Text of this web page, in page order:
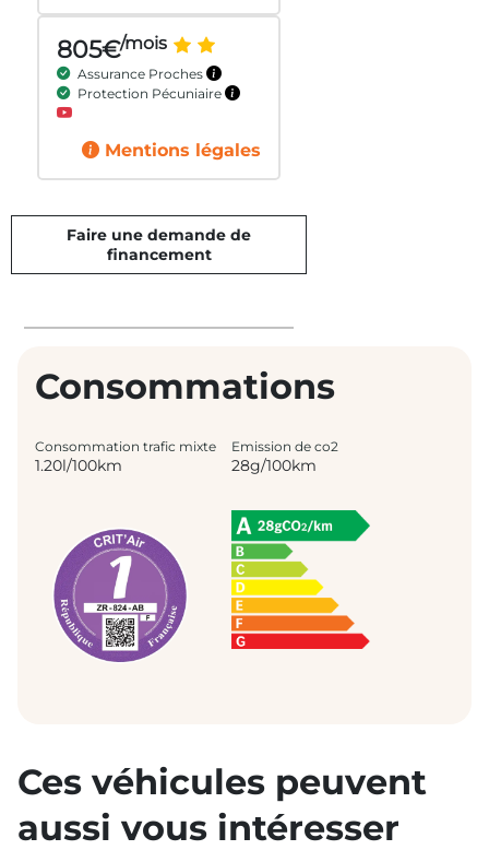
805€/mois
Assurance Proches
Protection Pécuniaire
Mentions légales
Faire une demande de
financement
Consommations
Consommation trafic mixte
1.20l/100km
Emission de co2
28g/100km
Ces véhicules peuvent
aussi vous intéresser